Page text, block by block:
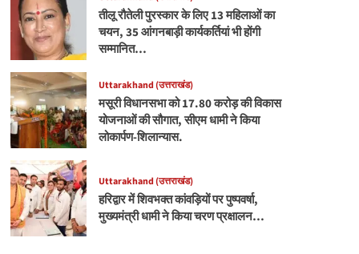
तीलू रौतेली पुरस्कार के लिए 13 महिलाओं का
चयन, 35 आंगनबाड़ी कार्यकर्तियां भी होंगी
सम्मानित…
Uttarakhand (उत्तराखंड)
मसूरी विधानसभा को 17.80 करोड़ की विकास
योजनाओं की सौगात, सीएम धामी ने किया
लोकार्पण-शिलान्यास.
Uttarakhand (उत्तराखंड)
हरिद्वार में शिवभक्त कांवड़ियों पर पुष्पवर्षा,
मुख्यमंत्री धामी ने किया चरण प्रक्षालन…